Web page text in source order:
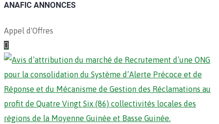
ANAFIC ANNONCES
Appel d'Offres